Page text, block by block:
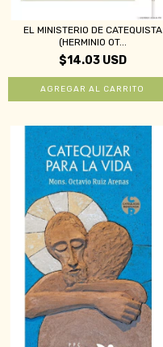
EL MINISTERIO DE CATEQUISTA
(HERMINIO OT...
$14.03 USD